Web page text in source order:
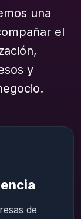
una
el
y
de